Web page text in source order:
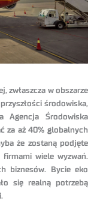
zwłaszcza w obszarze
środowiska,
Agencja Środowiska
za aż 40% globalnych
że zostaną podjęte
wiele wyzwań.
biznesów. Bycie eko
się realną potrzebą